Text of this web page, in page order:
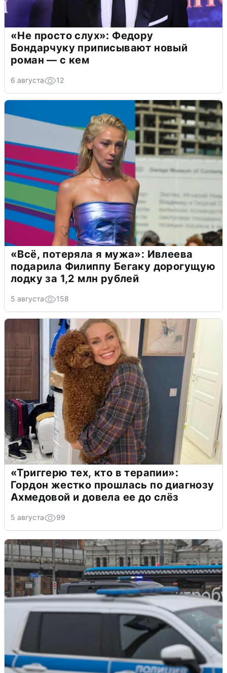
«Не просто слух»: Федору
Бондарчуку приписывают новый
роман — с кем
6 августа 12
«Всё, потеряла я мужа»: Ивлеева
подарила Филиппу Бегаку дорогущую
лодку за 1,2 млн рублей
5 августа 158
«Триггерю тех, кто в терапии»:
Гордон жестко прошлась по диагнозу
Ахмедовой и довела ее до слёз
5 августа 99